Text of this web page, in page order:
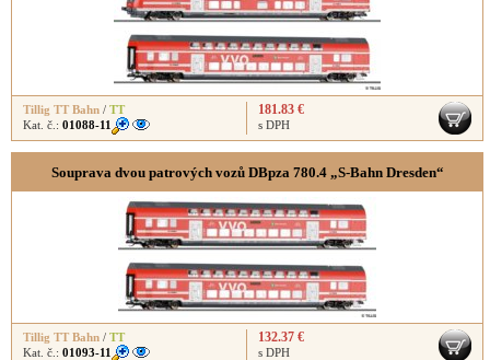
Tillig TT Bahn / TT
Kat. č.: 01088-11
181.83 €
s DPH
Souprava dvou patrových vozů DBpza 780.4 „S-Bahn Dresden“
Tillig TT Bahn / TT
Kat. č.: 01093-11
132.37 €
s DPH